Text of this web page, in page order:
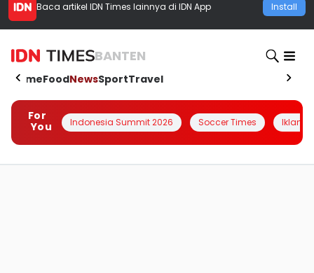
Baca artikel IDN Times lainnya di IDN App Install
BANTEN
HomeFoodNewsSportTravel
For
You
Indonesia Summit 2026 Soccer Times Iklanin